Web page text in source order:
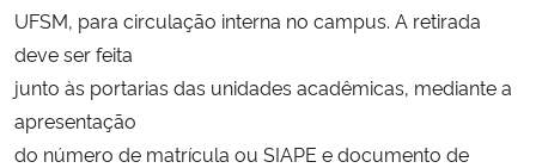
UFSM, para circulação interna no campus. A retirada
deve ser feita
junto às portarias das unidades acadêmicas, mediante a
apresentação
do número de matrícula ou SIAPE e documento de